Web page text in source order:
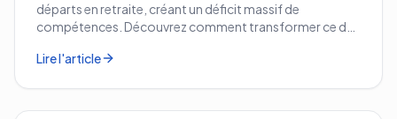
départs en retraite, créant un déficit massif de
compétences. Découvrez comment transformer ce défi
entreprise.
Lire l'article